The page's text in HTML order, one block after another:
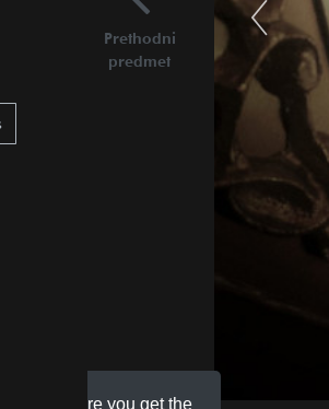
to ensure you get the
Prethodni
predmet